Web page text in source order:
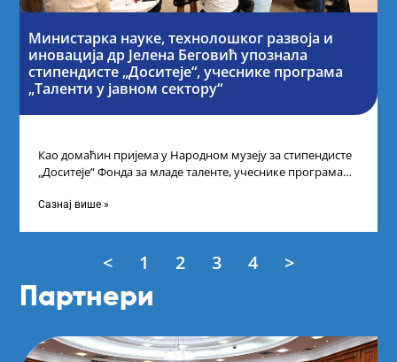
Министарка науке, технолошког развоја и
иновација др Јелена Беговић упознала
стипендисте „Доситеје“, учеснике програма
„Таленти у јавном сектору“
Као домаћин пријема у Народном музеју за стипендисте
„Доситеје“ Фонда за младе таленте, учеснике програма
Сазнај више »
< 1 2 3 4 >
Партнери